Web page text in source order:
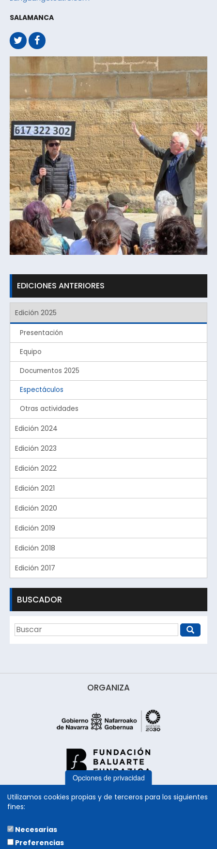
SALAMANCA
EDICIONES ANTERIORES
Edición 2025
Presentación
Equipo
Documentos 2025
Espectáculos
Otras actividades
Edición 2024
Edición 2023
Edición 2022
Edición 2021
Edición 2020
Edición 2019
Edición 2018
Edición 2017
BUSCADOR
ORGANIZA
Opciones de privacidad
Utilizamos cookies propias y de terceros para los siguientes
fines:
Necesarias
Preferencias